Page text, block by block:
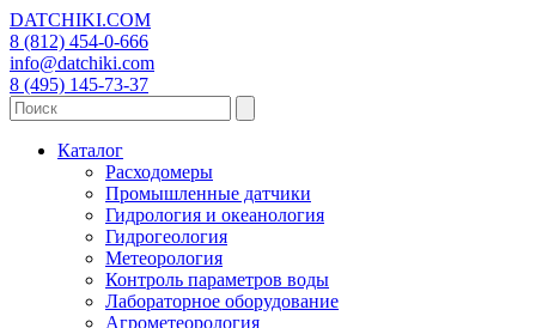
DATCHIKI.COM
8 (812) 454-0-666
info@datchiki.com
8 (495) 145-73-37
Каталог
Расходомеры
Промышленные датчики
Гидрология и океанология
Гидрогеология
Метеорология
Контроль параметров воды
Лабораторное оборудование
Агрометеорология